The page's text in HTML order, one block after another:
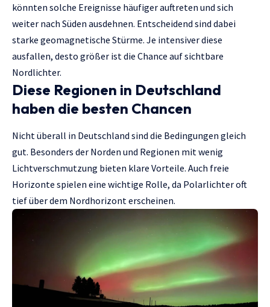
könnten solche Ereignisse häufiger auftreten und sich
weiter nach Süden ausdehnen. Entscheidend sind dabei
starke geomagnetische Stürme. Je intensiver diese
ausfallen, desto größer ist die Chance auf sichtbare
Nordlichter.
Diese Regionen in Deutschland
haben die besten Chancen
Nicht überall in Deutschland sind die Bedingungen gleich
gut. Besonders der Norden und Regionen mit wenig
Lichtverschmutzung bieten klare Vorteile. Auch freie
Horizonte spielen eine wichtige Rolle, da Polarlichter oft
tief über dem Nordhorizont erscheinen.